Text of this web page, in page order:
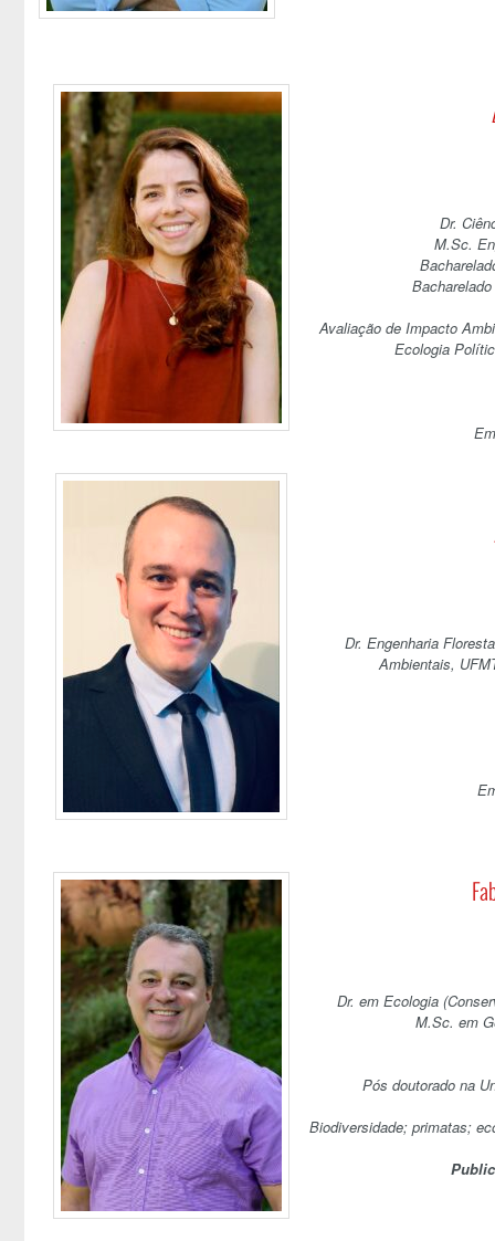
Dr.
M.Sc.
Avaliação de Impacto
Ecologia
Dr. Engenharia
Ambientais,
Dr. em Ecologia
M.Sc. em
Pós doutorado na
Biodiversidade; primatas;